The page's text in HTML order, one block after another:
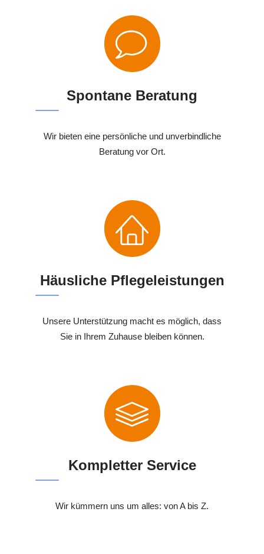
Spontane Beratung
Wir bieten eine persönliche und unverbindliche
Beratung vor Ort.
Häusliche Pflegeleistungen
Unsere Unterstützung macht es möglich, dass
Sie in Ihrem Zuhause bleiben können.
Kompletter Service
Wir kümmern uns um alles: von A bis Z.